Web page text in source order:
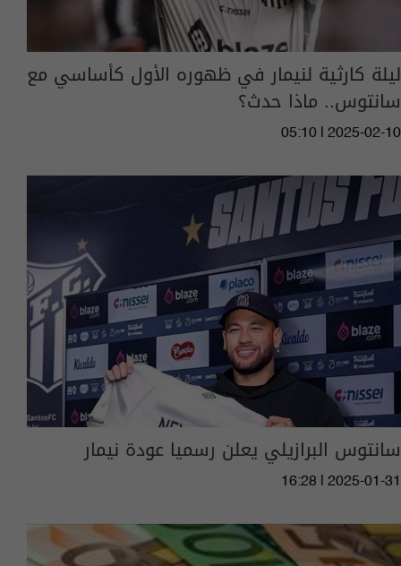
ليلة كارثية لنيمار في ظهوره الأول كأساسي مع
سانتوس.. ماذا حدث؟
05:10 | 2025-02-10
سانتوس البرازيلي يعلن رسميا عودة نيمار
16:28 | 2025-01-31